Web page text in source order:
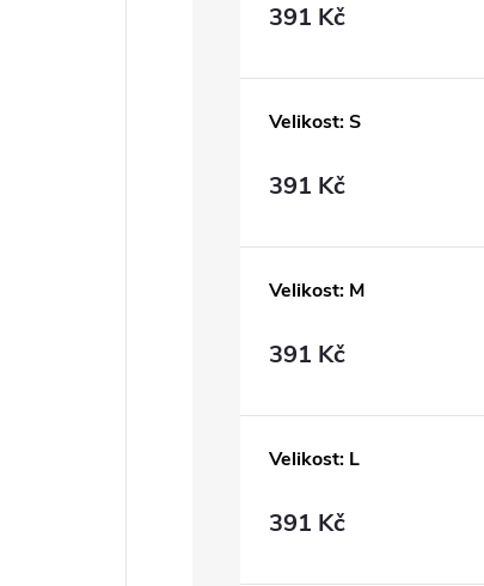
391 Kč
Velikost: S
391 Kč
Velikost: M
391 Kč
Velikost: L
391 Kč